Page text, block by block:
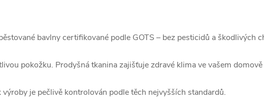
bavlny certifikované podle GOTS – bez pesticidů a škodlivých
pokožku. Prodyšná tkanina zajišťuje zdravé klima ve vašem
výroby je pečlivě kontrolován podle těch nejvyšších standardů.